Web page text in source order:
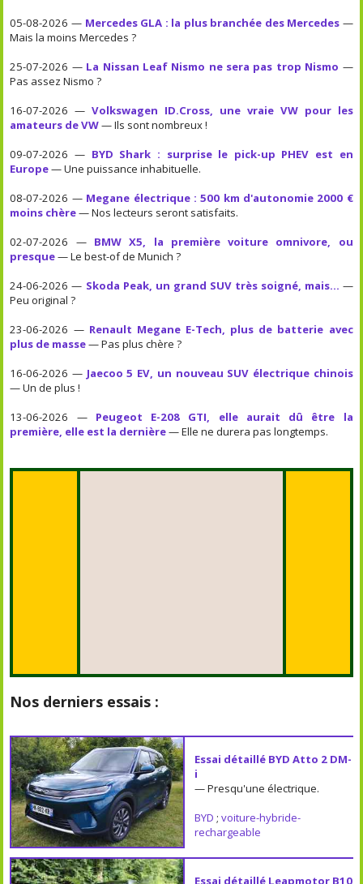
05-08-2026 — Mercedes GLA : la plus branchée des Mercedes —
Mais la moins Mercedes ?
25-07-2026 — La Nissan Leaf Nismo ne sera pas trop Nismo —
Pas assez Nismo ?
16-07-2026 —Volkswagen ID.Cross, une vraie VW pour les
amateurs de VW— Ils sont nombreux !
09-07-2026 — BYD Shark : surprise le pick-up PHEV est en
Europe— Une puissance inhabituelle.
08-07-2026 — Megane électrique : 500 km d'autonomie 2000 €
moins chère— Nos lecteurs seront satisfaits.
02-07-2026 — BMW X5, la première voiture omnivore, ou
presque— Le best-of de Munich ?
24-06-2026 — Skoda Peak, un grand SUV très soigné, mais... —
Peu original ?
23-06-2026 — Renault Megane E-Tech, plus de batterie avec
plus de masse— Pas plus chère ?
16-06-2026 — Jaecoo 5 EV, un nouveau SUV électrique chinois
— Un de plus !
13-06-2026 — Peugeot E-208 GTI, elle aurait dû être la
première, elle est la dernière— Elle ne durera pas longtemps.
Nos derniers essais :
Essai détaillé BYD Atto 2 DM-
i
— Presqu'une électrique.
BYD ; voiture-hybride-
rechargeable
Essai détaillé Leapmotor B10